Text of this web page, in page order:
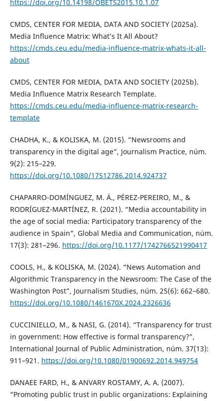
https://doi.org/10.14198/OBETS2015.10.1.07
CMDS, CENTER FOR MEDIA, DATA AND SOCIETY (2025a).
Media Influence Matrix: What’s It All About?
https://cmds.ceu.edu/media-influence-matrix-whats-it-all-
about
CMDS, CENTER FOR MEDIA, DATA AND SOCIETY (2025b).
Media Influence Matrix Research Template.
https://cmds.ceu.edu/media-influence-matrix-research-
template
CHADHA, K., & KOLISKA, M. (2015). “Newsrooms and
transparency in the digital age”, Journalism Practice, núm.
9(2): 215–229.
https://doi.org/10.1080/17512786.2014.924737
CHAPARRO-DOMÍNGUEZ, M. Á., PÉREZ-PEREIRO, M., &
RODRÍGUEZ-MARTÍNEZ, R. (2021). “Media accountability in
the age of social media: Participatory transparency of the
audience in Spain”, Global Media and Communication, núm.
17(3): 281–296. https://doi.org/10.1177/1742766521990417
COOLS, H., & KOLISKA, M. (2024). “News Automation and
Algorithmic Transparency in the Newsroom: The Case of the
Washington Post”, Journalism Studies, núm. 25(6): 662–680.
https://doi.org/10.1080/1461670X.2024.2326636
CUCCINIELLO, M., & NASI, G. (2014). “Transparency for trust
in government: How effective is formal transparency?”,
International Journal of Public Administration, núm. 37(13):
911–921. https://doi.org/10.1080/01900692.2014.949754
DANAEE FARD, H., & ANVARY ROSTAMY, A. A. (2007).
“Promoting public trust in public organizations: Explaining